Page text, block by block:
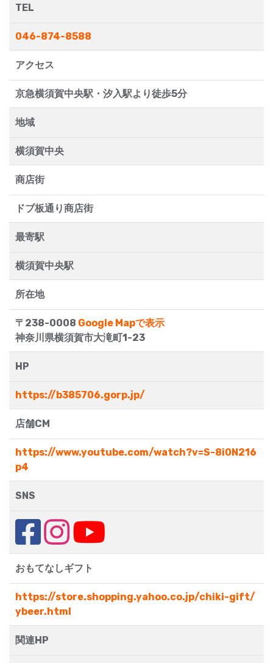
TEL
046-874-8588
アクセス
京急横須賀中央駅・汐入駅より徒歩5分
地域
横須賀中央
商店街
ドブ板通り商店街
最寄駅
横須賀中央駅
所在地
〒238-0008 Google Mapで表示
神奈川県横須賀市大滝町1-23
HP
https://b385706.gorp.jp/
店舗CM
https://www.youtube.com/watch?v=S-8i0N216
p4
SNS
おもてなしギフト
https://store.shopping.yahoo.co.jp/chiki-gift/
ybeer.html
関連HP